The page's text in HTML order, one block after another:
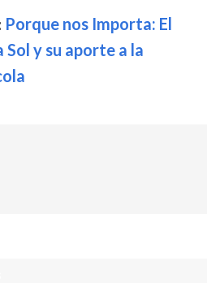
Porque nos Importa: El
Sol y su aporte a la